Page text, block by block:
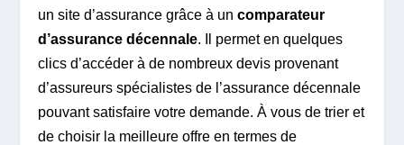
un site d’assurance grâce à uncomparateur
d’assurance décennale. Il permet en quelques
clics d’accéder à de nombreux devis provenant
d’assureurs spécialistes de l’assurance décennale
pouvant satisfaire votre demande. À vous de trier et
de choisir la meilleure offre en termes de